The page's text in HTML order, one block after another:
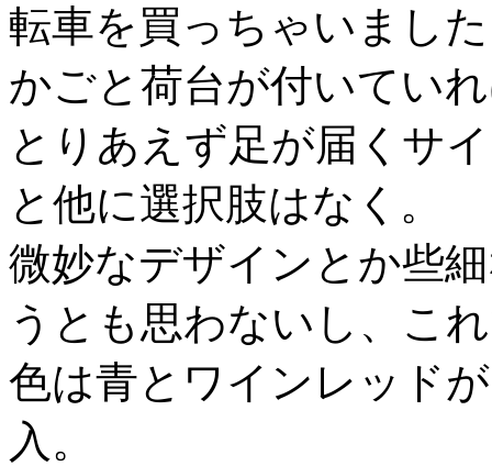
転車を買っちゃいまし
かごと荷台が付いてい
とりあえず足が届くサ
と他に選択肢はなく。
微妙なデザインとか些
うとも思わないし、こ
色は青とワインレッド
入。